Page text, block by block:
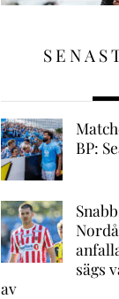
BP:
sägs
av